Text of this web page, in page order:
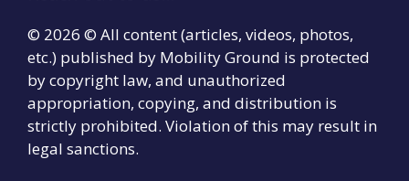
© 2026 © All content (articles, videos, photos,
etc.) published by Mobility Ground is protected
by copyright law, and unauthorized
appropriation, copying, and distribution is
strictly prohibited. Violation of this may result in
legal sanctions.